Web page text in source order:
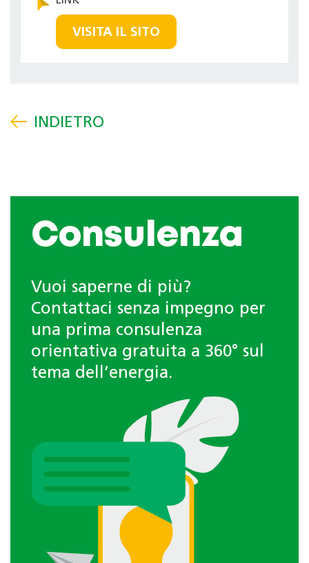
VISITA IL SITO
Consulenza
Vuoi saperne di più?
Contattaci senza impegno per
una prima consulenza
orientativa gratuita a 360° sul
tema dell’energia.